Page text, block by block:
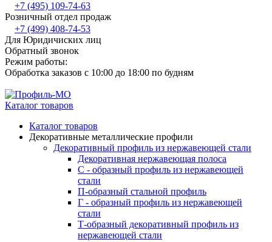
+7 (495) 109-74-63
Розничный отдел продаж
+7 (499) 408-74-53
Для Юридичиских лиц
Обратный звонок
Режим работы:
Обработка заказов с 10:00 до 18:00 по будням
Каталог товаров
Каталог товаров
Декоративные металлические профили
Декоративный профиль из нержавеющей стали
Декоративная нержавеющая полоса
С - образный профиль из нержавеющей
стали
П-образный стальной профиль
Г - образный профиль из нержавеющей
стали
Т-образный декоративный профиль из
нержавеющей стали